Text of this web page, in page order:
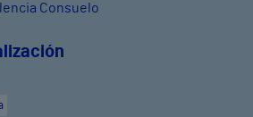
Consuelo